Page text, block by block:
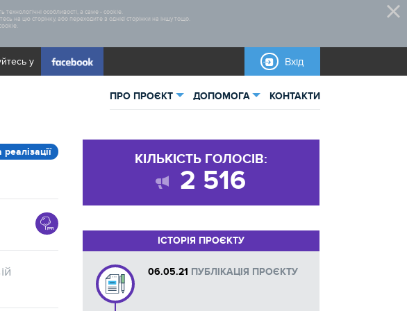
особливості, а саме - cookie.
на цю сторінку, або переходите з однієї сторінки на іншу тощо.
у Вхід
ПРО ПРОЄКТ ДОПОМОГА
Нормативно-правова база
Інструкції
КОНТАКТИ
реалізації
КІЛЬКІСТЬ ГОЛОСІВ:
2 516
ІСТОРІЯ ПРОЄКТУ
06.05.21 ПУБЛІКАЦІЯ ПРОЄКТУ